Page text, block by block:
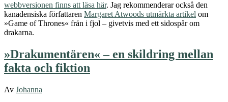
webbversionen finns att läsa här. Jag rekommenderar också den
kanadensiska författaren Margaret Atwoods utmärkta artikel om
»Game of Thrones« från i fjol – givetvis med ett sidospår om
drakarna.
»Drakumentären« – en skildring mellan
fakta och fiktion
Av Johanna